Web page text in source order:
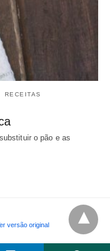
RECEITAS
o pão e as
versão original